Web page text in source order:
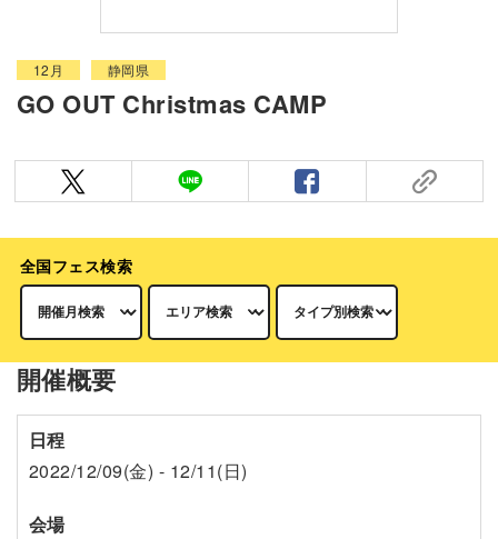
12月 静岡県
GO OUT Christmas CAMP
全国フェス検索
開催概要
日程
2022/12/09(金) - 12/11(日)
会場